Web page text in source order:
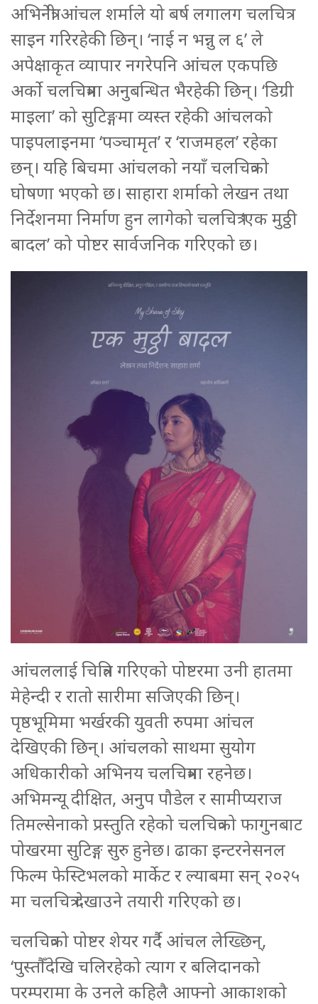
अभिनेत्री आंचल शर्माले यो बर्ष लगालग चलचित्र
साइन गरिरहेकी छिन्। ‘नाई न भन्नु ल ६’ ले
अपेक्षाकृत व्यापार नगरेपनि आंचल एकपछि
अर्को चलचित्रमा अनुबन्धित भैरहेकी छिन्। ‘डिग्री
माइला’ को सुटिङ्गमा व्यस्त रहेकी आंचलको
पाइपलाइनमा ‘पञ्चामृत’ र ‘राजमहल’ रहेका
छन्। यहि बिचमा आंचलको नयाँ चलचित्रको
घोषणा भएको छ। साहारा शर्माको लेखन तथा
निर्देशनमा निर्माण हुन लागेको चलचित्र ‘एक मुठ्ठी
बादल’ को पोष्टर सार्वजनिक गरिएको छ।
आंचललाई चित्रित गरिएको पोष्टरमा उनी हातमा
मेहेन्दी र रातो सारीमा सजिएकी छिन्।
पृष्ठभूमिमा भर्खरकी युवती रुपमा आंचल
देखिएकी छिन्। आंचलको साथमा सुयोग
अधिकारीको अभिनय चलचित्रमा रहनेछ।
अभिमन्यू दीक्षित, अनुप पौडेल र सामीप्यराज
तिमल्सेनाको प्रस्तुति रहेको चलचित्रको फागुनबाट
पोखरमा सुटिङ्ग सुरु हुनेछ। ढाका इन्टरनेसनल
फिल्म फेस्टिभलको मार्केट र ल्याबमा सन् २०२५
मा चलचित्र देखाउने तयारी गरिएको छ।
चलचित्रको पोष्टर शेयर गर्दै आंचल लेख्छिन्,
‘पुस्तौँदेखि चलिरहेको त्याग र बलिदानको
परम्परामा के उनले कहिलै आफ्नो आकाशको